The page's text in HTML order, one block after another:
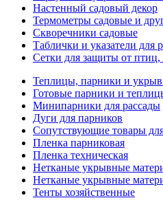
Настенный садовый декор
Термометры садовые и
Скворечники садовые
Таблички и указатели для
Сетки для защиты от птиц,
Теплицы, парники и
Готовые парники и
Минипарники для рассады
Дуги для парников
Сопутствующие товары
Пленка парниковая
Пленка техническая
Нетканые укрывные
Нетканые укрывные
Тенты хозяйственные